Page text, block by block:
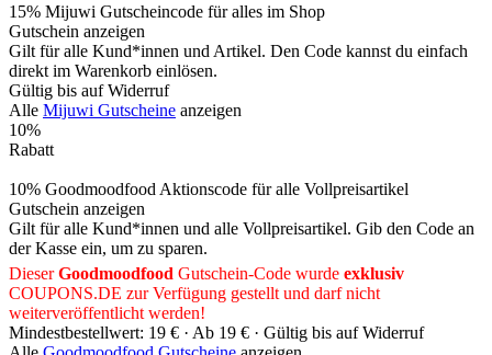
15% Mijuwi Gutscheincode für alles im Shop
Gutschein anzeigen
Gilt für alle Kund*innen und Artikel. Den Code kannst du einfach
direkt im Warenkorb einlösen.
Gültig bis auf Widerruf
Alle Mijuwi Gutscheine anzeigen
10%
Rabatt
10% Goodmoodfood Aktionscode für alle Vollpreisartikel
Gutschein anzeigen
Gilt für alle Kund*innen und alle Vollpreisartikel. Gib den Code an
der Kasse ein, um zu sparen.
DieserGoodmoodfood Gutschein-Code wurde exklusiv
COUPONS.DE zur Verfügung gestellt und darf nicht
weiterveröffentlicht werden!
Mindestbestellwert: 19 € · Ab 19 € · Gültig bis auf Widerruf